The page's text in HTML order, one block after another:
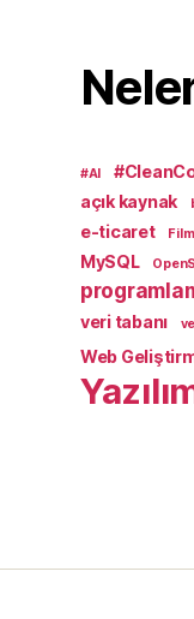
#AI
açık kaynak
e-ticaret
MySQL
veri tabanı
Web